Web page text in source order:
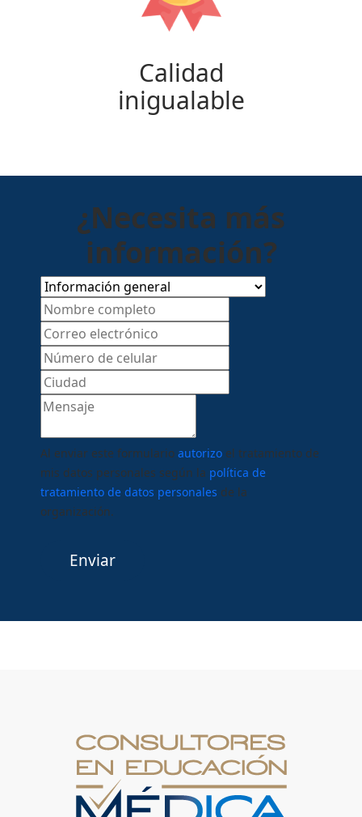
Calidad
inigualable
¿Necesita más
información?
Al enviar este formulario autorizo el tratamiento de
mis datos personales según la política de
tratamiento de datos personales de la
organización.
Enviar